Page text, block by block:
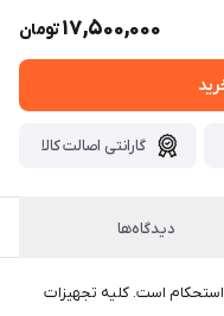
17,500,000تومان
گارانتی اصالت کالا
دیدگاه‌ها
از زیبایی و استحکام است. کلیه تجهیزات